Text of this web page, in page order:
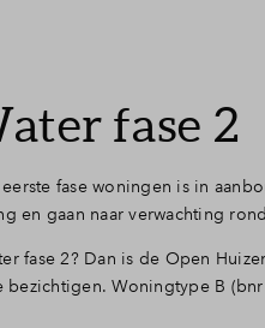
fase 2
fase woningen is in
gaan naar verwachting
fase 2? Dan is de Open
Woningtype B